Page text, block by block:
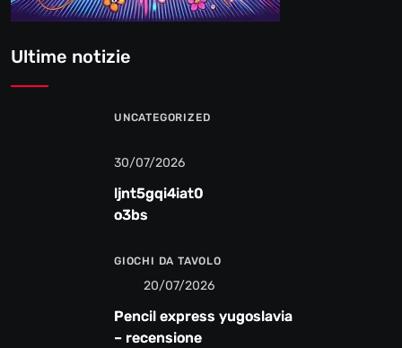
Ultime notizie
UNCATEGORIZED
30/07/2026
ljnt5gqi4iat0
o3bs
GIOCHI DA TAVOLO
20/07/2026
Pencil express yugoslavia
– recensione